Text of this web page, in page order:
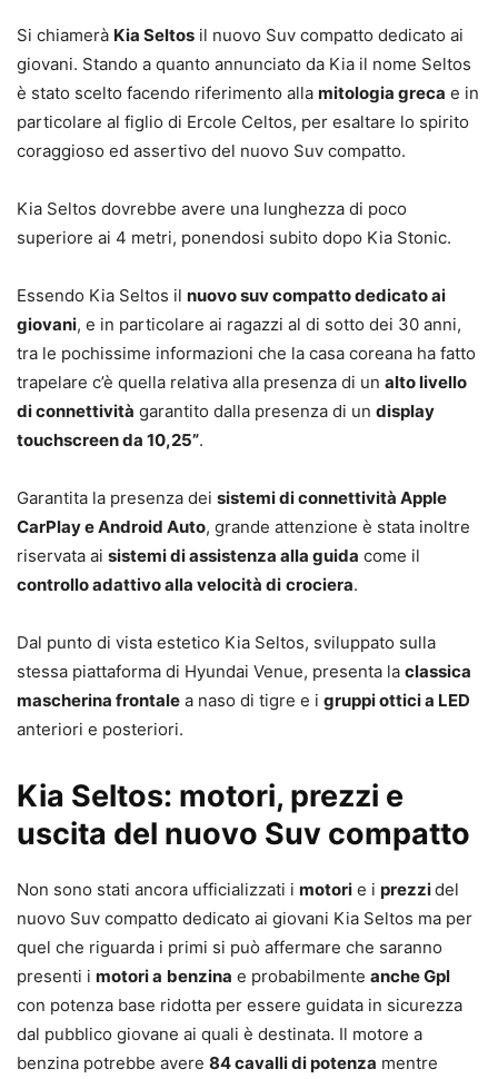
Si chiamerà Kia Seltos il nuovo Suv compatto dedicato ai
giovani. Stando a quanto annunciato da Kia il nome Seltos
è stato scelto facendo riferimento alla mitologia greca e in
particolare al figlio di Ercole Celtos, per esaltare lo spirito
coraggioso ed assertivo del nuovo Suv compatto.
Kia Seltos dovrebbe avere una lunghezza di poco
superiore ai 4 metri, ponendosi subito dopo Kia Stonic.
Essendo Kia Seltos il nuovo suv compatto dedicato ai
giovani, e in particolare ai ragazzi al di sotto dei 30 anni,
tra le pochissime informazioni che la casa coreana ha fatto
trapelare c’è quella relativa alla presenza di un alto livello
di connettività garantito dalla presenza di un display
touchscreen da 10,25”.
Garantita la presenza dei sistemi di connettività Apple
CarPlay e Android Auto, grande attenzione è stata inoltre
riservata ai sistemi di assistenza alla guida come il
controllo adattivo alla velocità di crociera.
Dal punto di vista estetico Kia Seltos, sviluppato sulla
stessa piattaforma di Hyundai Venue, presenta la classica
mascherina frontale a naso di tigre e i gruppi ottici a LED
anteriori e posteriori.
Kia Seltos: motori, prezzi e
uscita del nuovo Suv compatto
Non sono stati ancora ufficializzati i motori e i prezzidel
nuovo Suv compatto dedicato ai giovani Kia Seltos ma per
quel che riguarda i primi si può affermare che saranno
presenti i motori a benzina e probabilmente anche Gpl
con potenza base ridotta per essere guidata in sicurezza
dal pubblico giovane ai quali è destinata. Il motore a
benzina potrebbe avere 84 cavalli di potenza mentre